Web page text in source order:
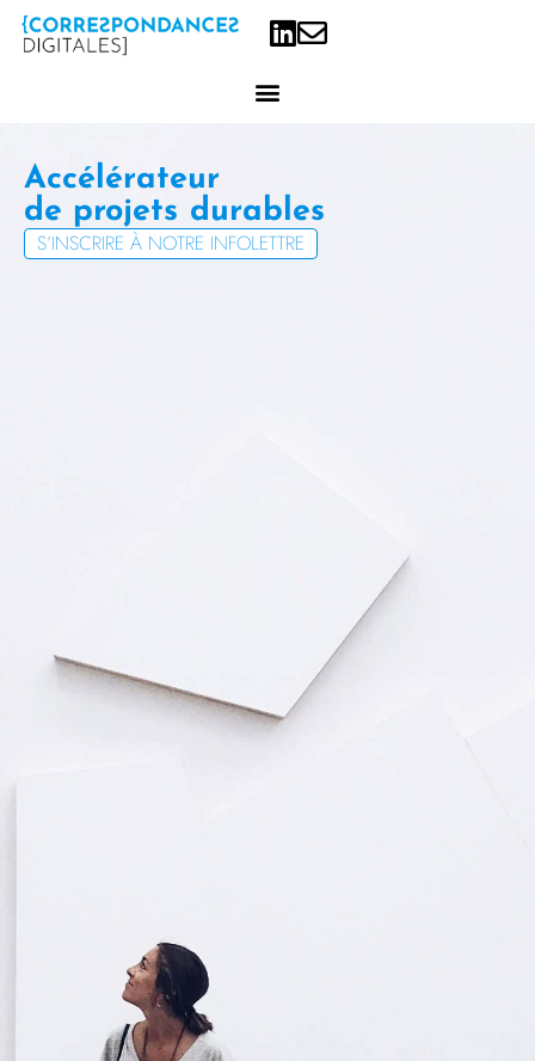
Accélérateur
de projets
S’INSCRIRE À NOTRE INFOLETTRE